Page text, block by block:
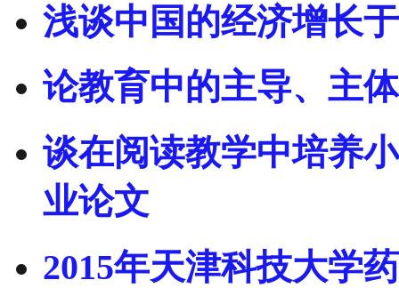
浅谈中国的经济增长
论教育中的主导、主
谈在阅读教学中培养
业论文
2015年天津科技大学